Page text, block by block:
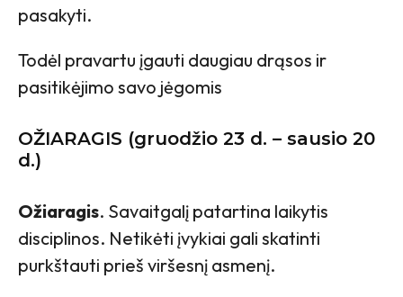
pasakyti.
Todėl pravartu įgauti daugiau drąsos ir
pasitikėjimo savo jėgomis
OŽIARAGIS (gruodžio 23 d. – sausio 20
d.)
Ožiaragis. Savaitgalį patartina laikytis
disciplinos. Netikėti įvykiai gali skatinti
purkštauti prieš viršesnį asmenį.